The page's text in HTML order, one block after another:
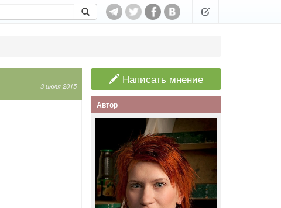
3 июля 2015
Написать мнение
Автор